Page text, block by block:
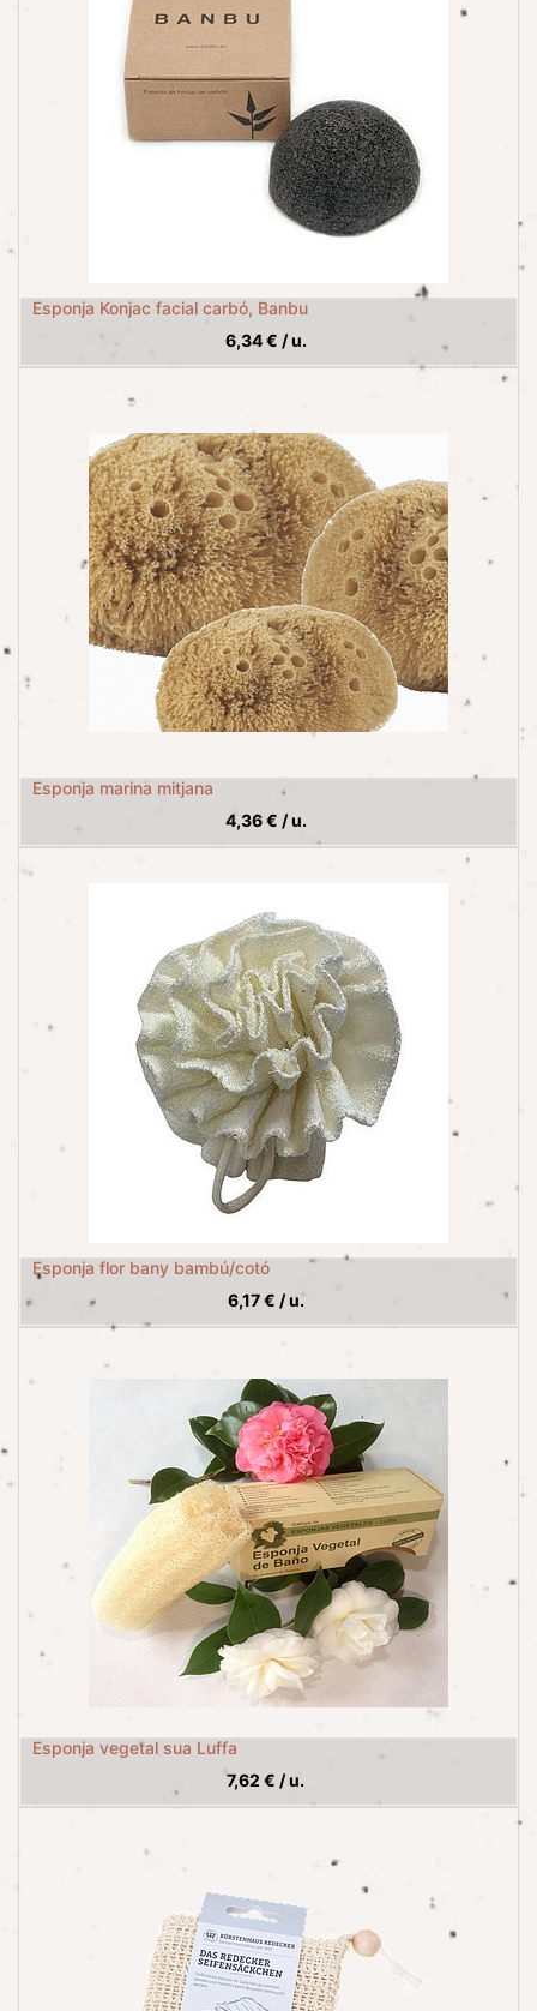
Esponja Konjac facial carbó, Banbu
6,34€ /u.
Esponja marina mitjana
4,36€ /u.
Esponja flor bany bambú/cotó
6,17€ /u.
Esponja vegetal sua Luffa
7,62 € /u.